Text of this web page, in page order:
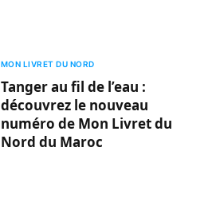
MON LIVRET DU NORD
Tanger au fil de l’eau :
découvrez le nouveau
numéro de Mon Livret du
Nord du Maroc